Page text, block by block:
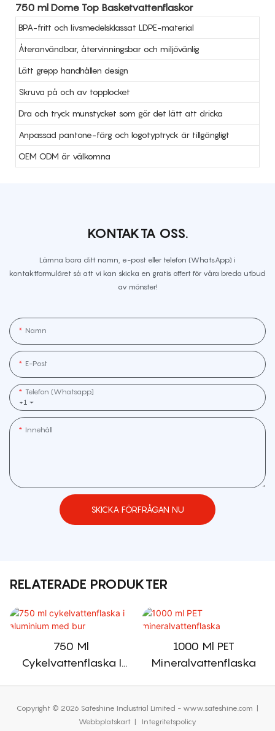
750 ml Dome Top Basketvattenflaskor
BPA-fritt och livsmedelsklassat LDPE-material
Återanvändbar, återvinningsbar och miljövänlig
Lätt grepp handhållen design
Skruva på och av topplocket
Dra och tryck munstycket som gör det lätt att dricka
Anpassad pantone-färg och logotyptryck är tillgängligt
OEM ODM är välkomna
KONTAKTA OSS.
Lämna bara ditt namn, e-post eller telefon (WhatsApp) i
kontaktformuläret så att vi kan skicka en gratis offert för våra breda utbud
av mönster!
Namn
E-Post
+1
Telefon (whatsapp]
Innehåll
SKICKA FÖRFRÅGAN NU
RELATERADE PRODUKTER
750 Ml
Cykelvattenflaska I
1000 Ml PET
Mineralvattenflaska
Copyright © 2026 Safeshine Industrial Limited - www.safeshine.com |
Webbplatskart | Integritetspolicy